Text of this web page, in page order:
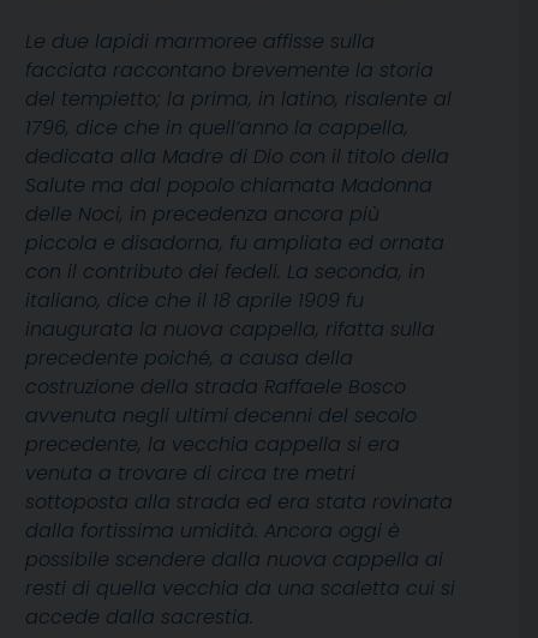
Le due lapidi marmoree affisse sulla
facciata raccontano brevemente la storia
del tempietto; la prima, in latino, risalente al
1796, dice che in quell’anno la cappella,
dedicata alla Madre di Dio con il titolo della
Salute ma dal popolo chiamata Madonna
delle Noci, in precedenza ancora più
piccola e disadorna, fu ampliata ed ornata
con il contributo dei fedeli. La seconda, in
italiano, dice che il 18 aprile 1909 fu
inaugurata la nuova cappella, rifatta sulla
precedente poiché, a causa della
costruzione della strada Raffaele Bosco
avvenuta negli ultimi decenni del secolo
precedente, la vecchia cappella si era
venuta a trovare di circa tre metri
sottoposta alla strada ed era stata rovinata
dalla fortissima umidità. Ancora oggi è
possibile scendere dalla nuova cappella ai
resti di quella vecchia da una scaletta cui si
accede dalla sacrestia.